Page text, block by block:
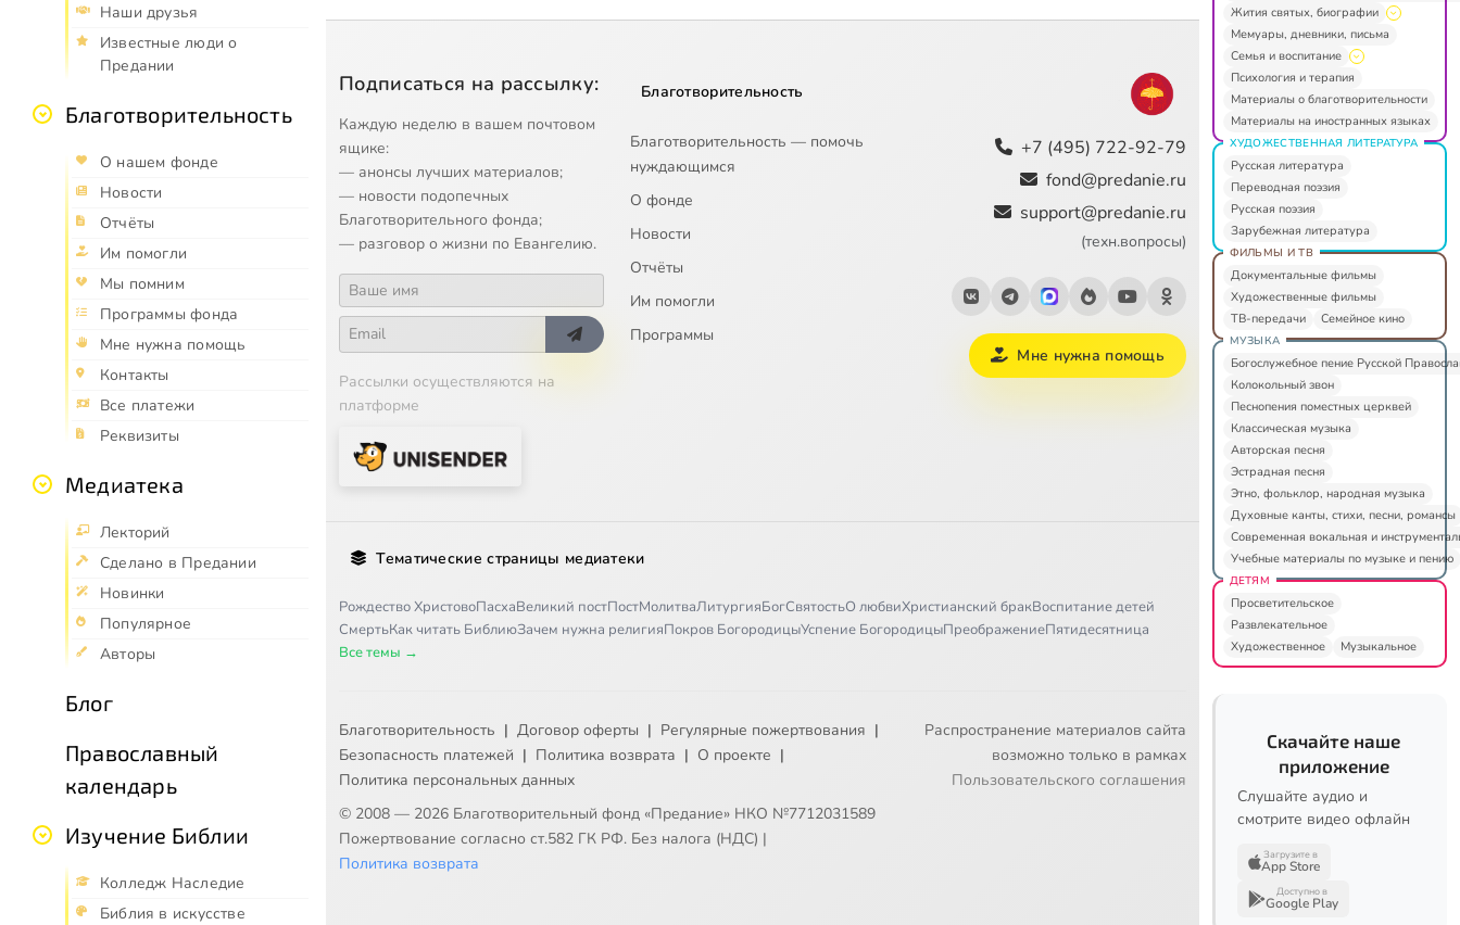
Наши друзья
Известные люди о
Предании
Благотворительность
О нашем фонде
Новости
Отчёты
Им помогли
Мы помним
Программы фонда
Мне нужна помощь
Контакты
Все платежи
Реквизиты
Медиатека
Лекторий
Сделано в Предании
Новинки
Популярное
Авторы
Блог
Православный
календарь
Изучение Библии
Колледж Наследие
Библия в искусстве
Подписаться на рассылку:
Каждую неделю в вашем почтовом
ящике:
— анонсы лучших материалов;
— новости подопечных
Благотворительного фонда;
— разговор о жизни по Евангелию.
Рассылки осуществляются на
платформе
Благотворительность
Благотворительность — помочь
нуждающимся
О фонде
Новости
Отчёты
Им помогли
Программы
+7 (495) 722-92-79
fond@predanie.ru
support@predanie.ru
(техн.вопросы)
Мне нужна помощь
Тематические страницы медиатеки
Рождество ХристовоПасхаВеликий постПостМолитваЛитургияБогСвятостьО любвиХристианский бракВоспитание детей
СмертьКак читать БиблиюЗачем нужна религияПокров БогородицыУспение БогородицыПреображениеПятидесятница
Все темы →
Благотворительность | Договор оферты | Регулярные пожертвования |
Безопасность платежей | Политика возврата | О проекте |
Политика персональных данных
© 2008 — 2026 Благотворительный фонд «Предание» НКО №7712031589
Пожертвование согласно ст.582 ГК РФ. Без налога (НДС) |
Политика возврата
Распространение материалов сайта
возможно только в рамках
Пользовательского соглашения
Жития святых, биографии
Мемуары, дневники, письма
Семья и воспитание
Психология и терапия
Материалы о благотворительности
Материалы на иностранных языках
ХУДОЖЕСТВЕННАЯ ЛИТЕРАТУРА
Русская литература
Переводная поэзия
Русская поэзия
Зарубежная литература
ФИЛЬМЫ И ТВ
Документальные фильмы
Художественные фильмы
ТВ-передачи
Семейное кино
МУЗЫКА
Богослужебное пение Русской
Колокольный звон
Песнопения поместных церквей
Классическая музыка
Авторская песня
Эстрадная песня
Этно, фольклор, народная музыка
Духовные канты, стихи, песни, романсы
Современная вокальная и
Учебные материалы по музыке и пению
ДЕТЯМ
Просветительское
Развлекательное
Художественное
Музыкальное
Скачайте наше
приложение
Слушайте аудио и
смотрите видео офлайн
Загрузите в
App Store
Доступно в
Google Play